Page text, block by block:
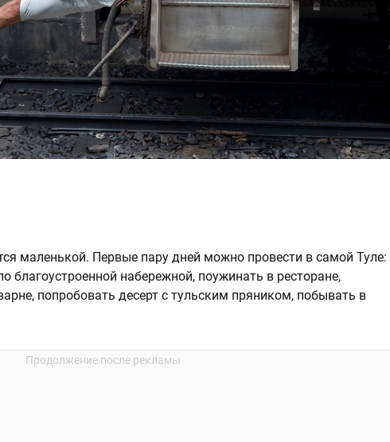
маленькой. Первые пару дней можно провести в самой Туле:
благоустроенной набережной, поужинать в ресторане,
попробовать десерт с тульским пряником, побывать в